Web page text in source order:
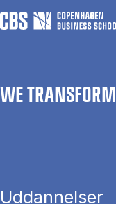
WE
Uddannelser